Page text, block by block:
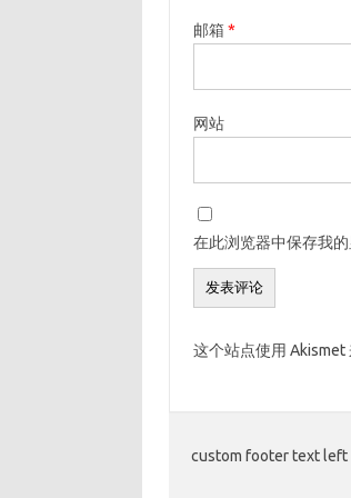
邮箱*
网站
在此浏览器中保存我
这个站点使用 Akismet
custom footer text left